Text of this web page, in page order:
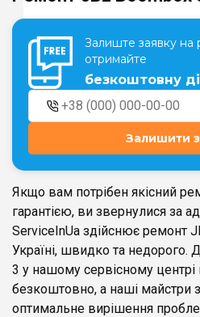
Театральна
м. Київ, вул. Хрещатик 44-A м.
Оболонь
м. Київ, ТЦ LAKE PLAZA, вул. Героїв
полку “Азов”, 12
Дарниця
м. Київ, Комфорт Таун, вул.
Березнева, 16, корпус 3
RU
Залиште заявку на
отримайте
безкоштовну
Залишити
Якщо вам потрібен якісний
гарантією, ви звернулися за
ServiceInUa здійснює ремонт
Україні, швидко та недорого.
3 у нашому сервісному центрі
безкоштовно, а наші майстри
оптимальне вирішення